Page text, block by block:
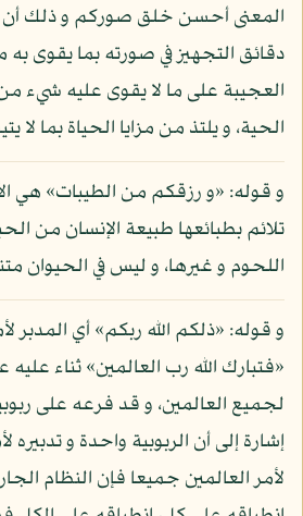
المعنى أحسن خلق صوركم و ذلك أن
دقائق التجهيز في صورته بما يقوى به
العجيبة على ما لا يقوى عليه شيء
الحية، و يلتذ من مزايا الحياة بما لا
و قوله: «و رزقكم من الطيبات» هي
تلائم بطبائعها طبيعة الإنسان من
اللحوم و غيرها، و ليس في الحيوان
و قوله: «ذلكم الله ربكم» أي المدبر
«فتبارك الله رب العالمين» ثناء
لجميع العالمين، و قد فرعه على
إشارة إلى أن الربوبية واحدة و تدبيره
لأمر العالمين جميعا فإن النظام